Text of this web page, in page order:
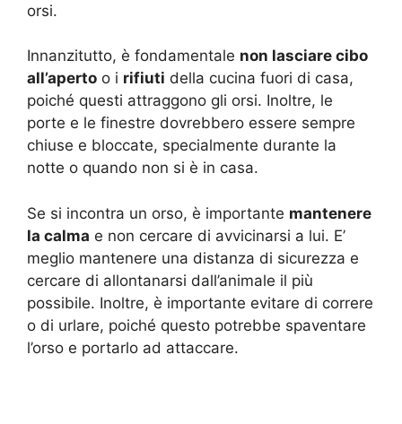
orsi.
Innanzitutto, è fondamentale non lasciare cibo
all’aperto o i rifiuti della cucina fuori di casa,
poiché questi attraggono gli orsi. Inoltre, le
porte e le finestre dovrebbero essere sempre
chiuse e bloccate, specialmente durante la
notte o quando non si è in casa.
Se si incontra un orso, è importante mantenere
la calma e non cercare di avvicinarsi a lui. E’
meglio mantenere una distanza di sicurezza e
cercare di allontanarsi dall’animale il più
possibile. Inoltre, è importante evitare di correre
o di urlare, poiché questo potrebbe spaventare
l’orso e portarlo ad attaccare.